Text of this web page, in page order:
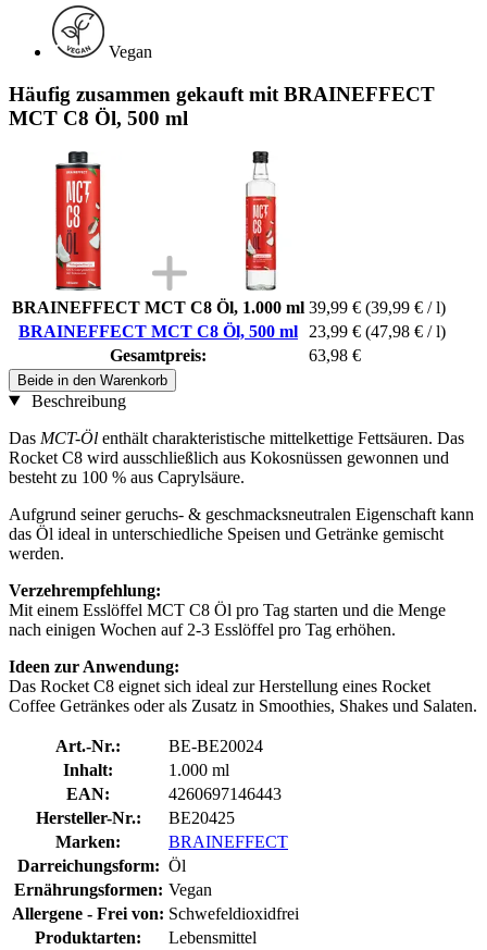
Vegan
Häufig zusammen gekauft mit BRAINEFFECT
MCT C8 Öl, 500 ml
BRAINEFFECT MCT C8 Öl, 1.000 ml 39,99 € (39,99 € / l)
BRAINEFFECT MCT C8 Öl, 500 ml
23,99 € (47,98 € / l)
Gesamtpreis:
63,98 €
Beide in den Warenkorb
Beschreibung
Das MCT-Öl enthält charakteristische mittelkettige Fettsäuren. Das
Rocket C8 wird ausschließlich aus Kokosnüssen gewonnen und
besteht zu 100 % aus Caprylsäure.
Aufgrund seiner geruchs- & geschmacksneutralen Eigenschaft kann
das Öl ideal in unterschiedliche Speisen und Getränke gemischt
werden.
Verzehrempfehlung:
Mit einem Esslöffel MCT C8 Öl pro Tag starten und die Menge
nach einigen Wochen auf 2-3 Esslöffel pro Tag erhöhen.
Ideen zur Anwendung:
Das Rocket C8 eignet sich ideal zur Herstellung eines Rocket
Coffee Getränkes oder als Zusatz in Smoothies, Shakes und Salaten.
Art.-Nr.:
BE-BE20024
Inhalt:
1.000 ml
EAN:
4260697146443
Hersteller-Nr.:
BE20425
Marken:
BRAINEFFECT
Darreichungsform: Öl
Ernährungsformen: Vegan
Allergene - Frei von: Schwefeldioxidfrei
Produktarten:
Lebensmittel